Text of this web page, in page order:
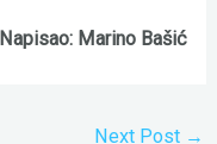
Napisao: Marino Bašić
Next Post →